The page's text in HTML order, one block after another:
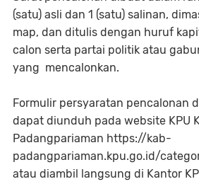
(satu) asli dan 1 (satu) salinan,
map, dan ditulis dengan huruf
calon serta partai politik atau
yang mencalonkan.
Formulir persyaratan pencalonan
dapat diunduh pada website KPU
Padangpariaman https://kab-
padangpariaman.kpu.go.id/
atau diambil langsung di Kantor